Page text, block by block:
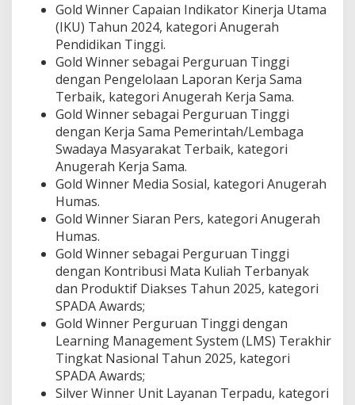
Gold Winner Capaian Indikator Kinerja Utama
(IKU) Tahun 2024, kategori Anugerah
Pendidikan Tinggi.
Gold Winner sebagai Perguruan Tinggi
dengan Pengelolaan Laporan Kerja Sama
Terbaik, kategori Anugerah Kerja Sama.
Gold Winner sebagai Perguruan Tinggi
dengan Kerja Sama Pemerintah/Lembaga
Swadaya Masyarakat Terbaik, kategori
Anugerah Kerja Sama.
Gold Winner Media Sosial, kategori Anugerah
Humas.
Gold Winner Siaran Pers, kategori Anugerah
Humas.
Gold Winner sebagai Perguruan Tinggi
dengan Kontribusi Mata Kuliah Terbanyak
dan Produktif Diakses Tahun 2025, kategori
SPADA Awards;
Gold Winner Perguruan Tinggi dengan
Learning Management System (LMS) Terakhir
Tingkat Nasional Tahun 2025, kategori
SPADA Awards;
Silver Winner Unit Layanan Terpadu, kategori